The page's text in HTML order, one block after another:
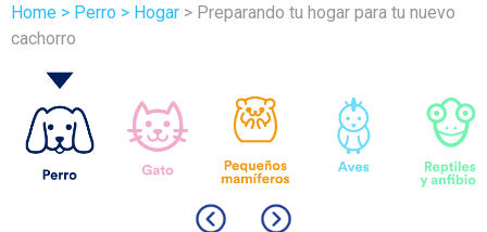
Home > Perro > Hogar > Preparando tu hogar para tu nuevo
cachorro